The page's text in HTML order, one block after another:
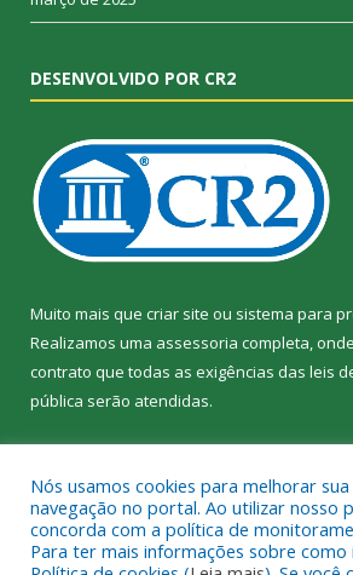
DESENVOLVIDO POR CR2
Muito mais que criar site ou sistema para
Realizamos uma assessoria completa,
contrato que todas as exigências das leis
pública serão atendidas.
Nós usamos cookies para melhorar
navegação no portal. Ao utilizar nosso
concorda com a política de
Para ter mais informações sobre como